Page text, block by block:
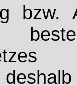
bzw.